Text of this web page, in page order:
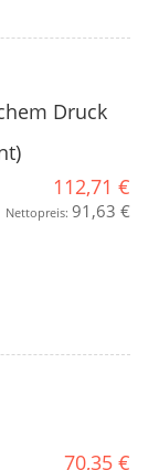
Druck
112,71 €
Nettopreis: 91,63 €
70,35 €